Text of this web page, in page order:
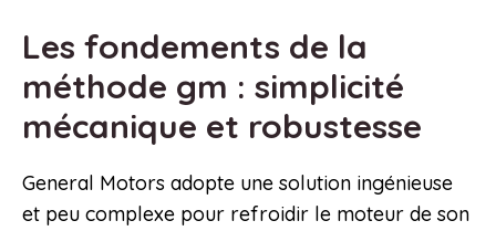
Les fondements de la
méthode gm : simplicité
mécanique et robustesse
General Motors adopte une solution ingénieuse
et peu complexe pour refroidir le moteur de son